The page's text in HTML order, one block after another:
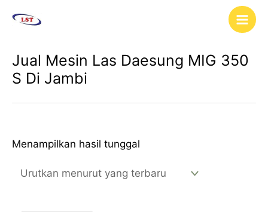
Main
Jual Mesin Las Daesung MIG 350
S Di Jambi
Menampilkan hasil tunggal